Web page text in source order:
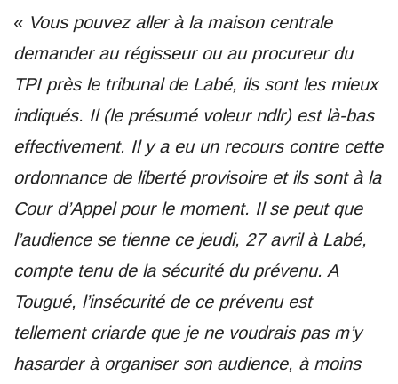
« Vous pouvez aller à la maison centrale
demander au régisseur ou au procureur du
TPI près le tribunal de Labé, ils sont les mieux
indiqués. Il (le présumé voleur ndlr) est là-bas
effectivement. Il y a eu un recours contre cette
ordonnance de liberté provisoire et ils sont à la
Cour d’Appel pour le moment. Il se peut que
l’audience se tienne ce jeudi, 27 avril à Labé,
compte tenu de la sécurité du prévenu. A
Tougué, l’insécurité de ce prévenu est
tellement criarde que je ne voudrais pas m’y
hasarder à organiser son audience, à moins